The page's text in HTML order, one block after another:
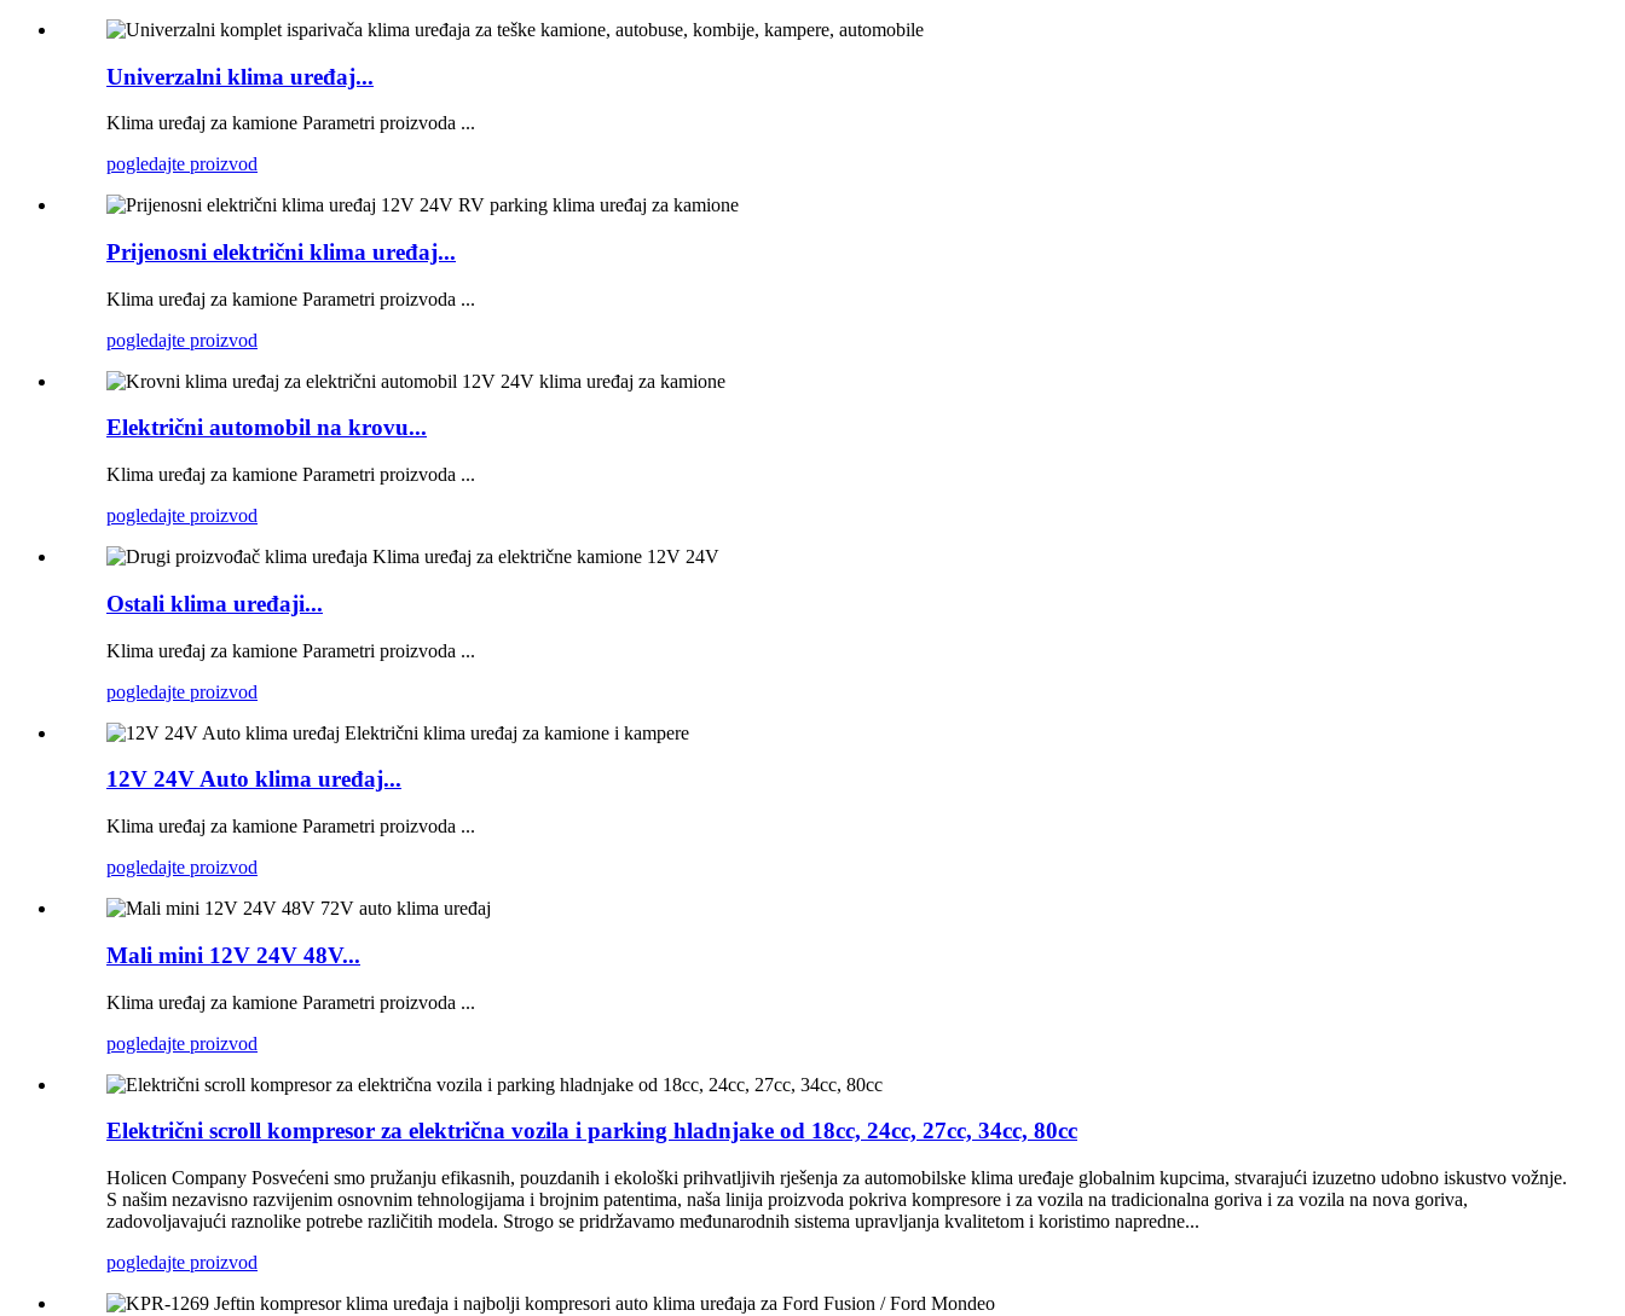
Univerzalni klima uređaj...
Klima uređaj za kamione Parametri proizvoda ...
pogledajte proizvod
Prijenosni električni klima uređaj...
Klima uređaj za kamione Parametri proizvoda ...
pogledajte proizvod
Električni automobil na krovu...
Klima uređaj za kamione Parametri proizvoda ...
pogledajte proizvod
Ostali klima uređaji...
Klima uređaj za kamione Parametri proizvoda ...
pogledajte proizvod
12V 24V Auto klima uređaj...
Klima uređaj za kamione Parametri proizvoda ...
pogledajte proizvod
Mali mini 12V 24V 48V...
Klima uređaj za kamione Parametri proizvoda ...
pogledajte proizvod
Električni scroll kompresor za električna vozila i parking hladnjake od 18cc, 24cc, 27cc, 34cc, 80cc
Holicen Company Posvećeni smo pružanju efikasnih, pouzdanih i ekološki prihvatljivih rješenja za automobilske klima uređaje globalnim kupcima, stvarajući izuzetno udobno iskustvo vožnje.
S našim nezavisno razvijenim osnovnim tehnologijama i brojnim patentima, naša linija proizvoda pokriva kompresore i za vozila na tradicionalna goriva i za vozila na nova goriva,
zadovoljavajući raznolike potrebe različitih modela. Strogo se pridržavamo međunarodnih sistema upravljanja kvalitetom i koristimo napredne...
pogledajte proizvod